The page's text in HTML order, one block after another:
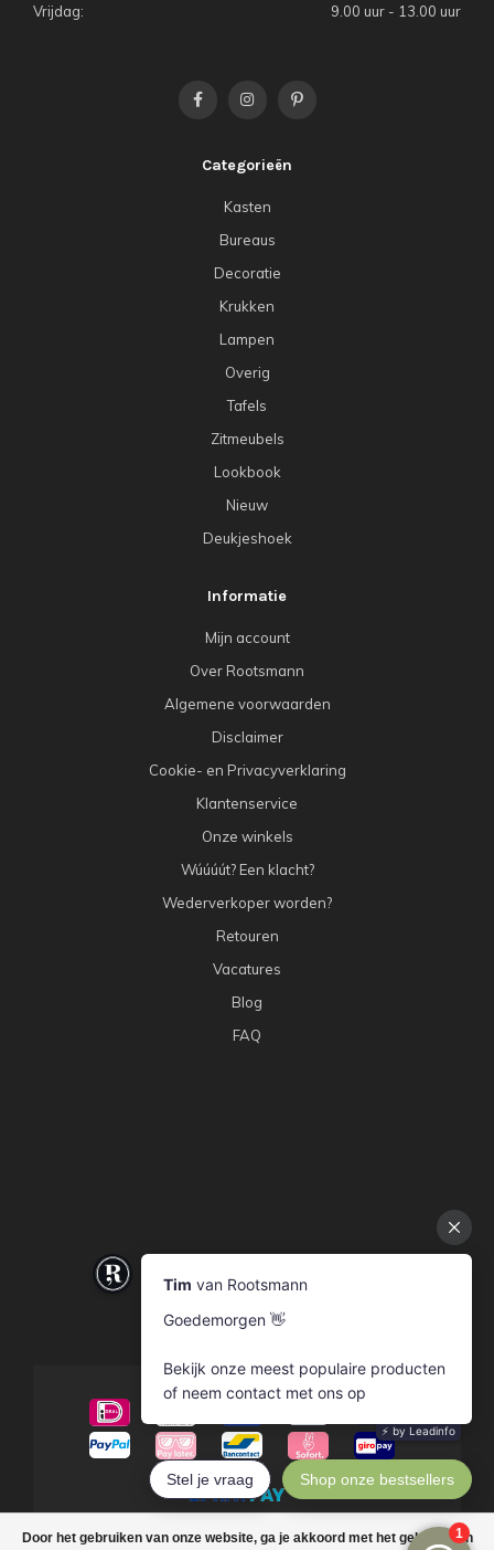
Door het gebruiken van onze website, ga je akkoord met het gebruik van
Vrijdag:
9.00 uur - 13.00 uur
Categorieën
Kasten
Bureaus
Decoratie
Krukken
Lampen
Overig
Tafels
Zitmeubels
Lookbook
Nieuw
Deukjeshoek
Informatie
Mijn account
Over Rootsmann
Algemene voorwaarden
Disclaimer
Cookie- en Privacyverklaring
Klantenservice
Onze winkels
Wúúúút? Een klacht?
Wederverkoper worden?
Retouren
Vacatures
Blog
FAQ
© Copyright 2026 Rootsmann